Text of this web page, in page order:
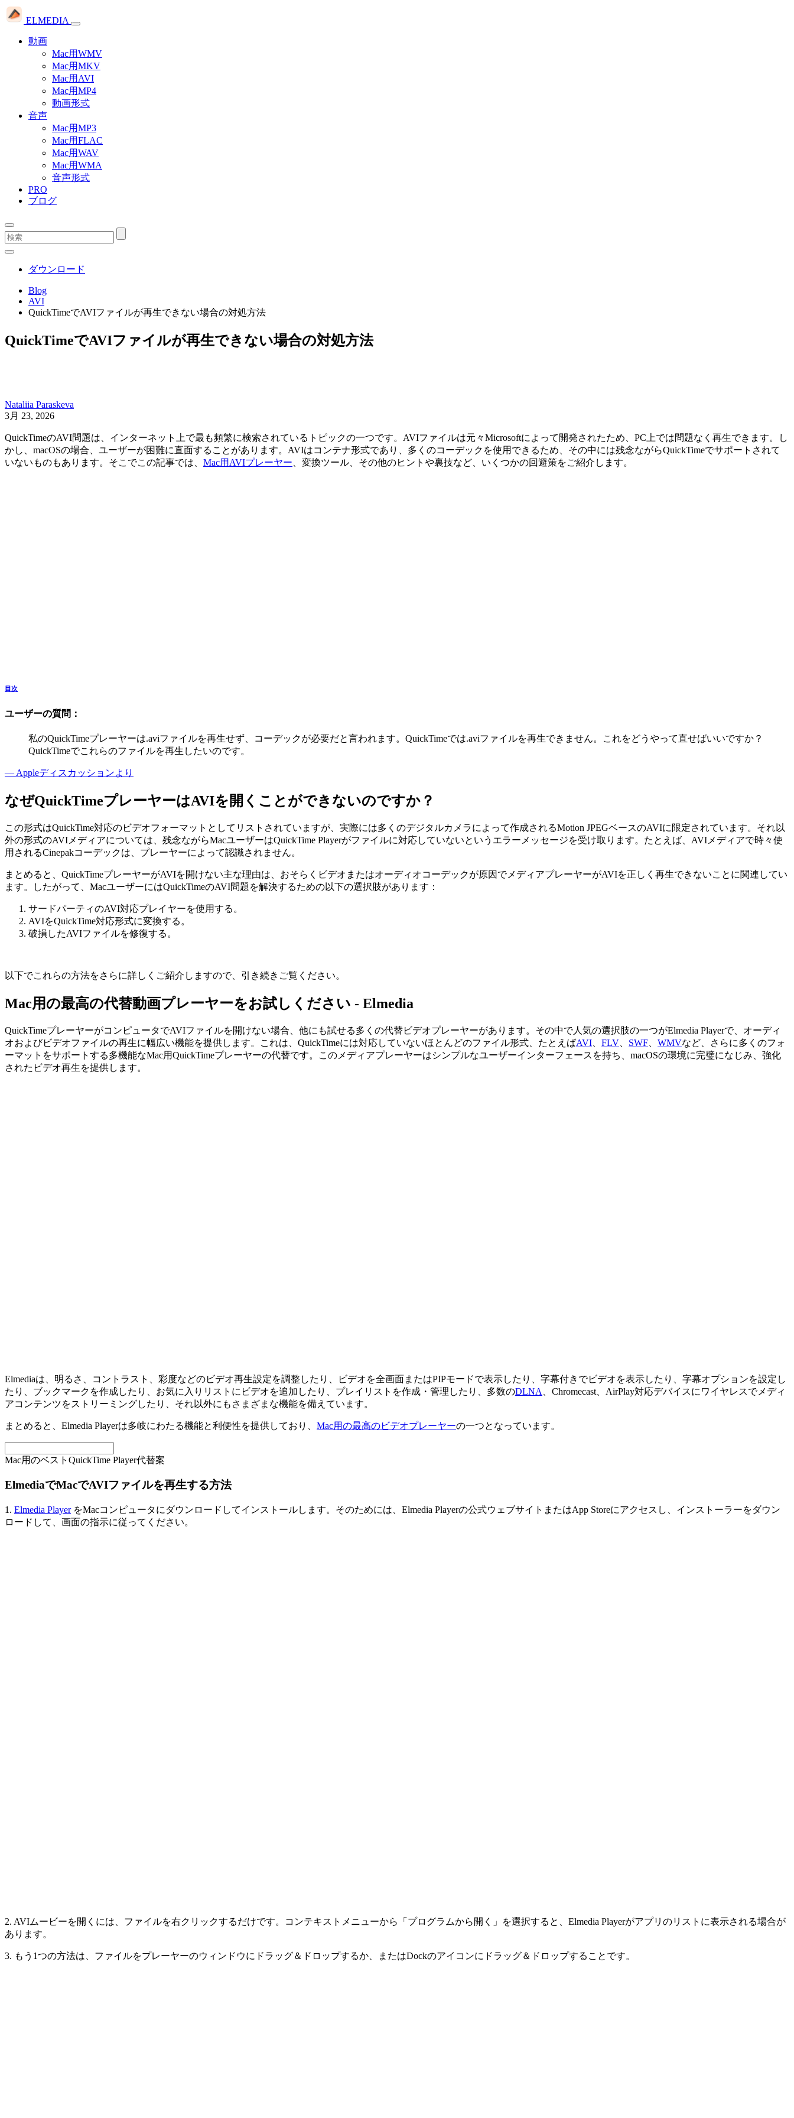
ELMEDIA
動画
Mac用WMV
Mac用MKV
Mac用AVI
Mac用MP4
動画形式
音声
Mac用MP3
Mac用FLAC
Mac用WAV
Mac用WMA
音声形式
PRO
ブログ
ダウンロード
Blog
AVI
QuickTimeでAVIファイルが再生できない場合の対処方法
QuickTimeでAVIファイルが再生できない場合の対処方法
Nataliia Paraskeva
3月 23, 2026
QuickTimeのAVI問題は、インターネット上で最も頻繁に検索されているトピックの一つです。AVIファイルは元々Microsoftによって開発されたため、PC上では問題なく再生できます。し
かし、macOSの場合、ユーザーが困難に直面することがあります。AVIはコンテナ形式であり、多くのコーデックを使用できるため、その中には残念ながらQuickTimeでサポートされて
いないものもあります。そこでこの記事では、 Mac用AVIプレーヤー 、変換ツール、その他のヒントや裏技など、いくつかの回避策をご紹介します。
目次
ユーザーの質問：
私のQuickTimeプレーヤーは.aviファイルを再生せず、コーデックが必要だと言われます。QuickTimeでは.aviファイルを再生できません。これをどうやって直せばいいですか？
QuickTimeでこれらのファイルを再生したいのです。
— Appleディスカッションより
なぜQuickTimeプレーヤーはAVIを開くことができないのですか？
この形式はQuickTime対応のビデオフォーマットとしてリストされていますが、実際には多くのデジタルカメラによって作成されるMotion JPEGベースのAVIに限定されています。それ以
外の形式のAVIメディアについては、残念ながらMacユーザーはQuickTime Playerがファイルに対応していないというエラーメッセージを受け取ります。たとえば、AVIメディアで時々使
用されるCinepakコーデックは、プレーヤーによって認識されません。
まとめると、QuickTimeプレーヤーがAVIを開けない主な理由は、おそらくビデオまたはオーディオコーデックが原因でメディアプレーヤーがAVIを正しく再生できないことに関連してい
ます。したがって、MacユーザーにはQuickTimeのAVI問題を解決するための以下の選択肢があります：
サードパーティのAVI対応プレイヤーを使用する。
AVIをQuickTime対応形式に変換する。
破損したAVIファイルを修復する。
以下でこれらの方法をさらに詳しくご紹介しますので、引き続きご覧ください。
Mac用の最高の代替動画プレーヤーをお試しください - Elmedia
QuickTimeプレーヤーがコンピュータでAVIファイルを開けない場合、他にも試せる多くの代替ビデオプレーヤーがあります。その中で人気の選択肢の一つがElmedia Playerで、オーディ
オおよびビデオファイルの再生に幅広い機能を提供します。これは、QuickTimeには対応していないほとんどのファイル形式、たとえばAVI FLV SWF WMVなど、さらに多くのフォ
ーマットをサポートする多機能なMac用QuickTimeプレーヤーの代替です。このメディアプレーヤーはシンプルなユーザーインターフェースを持ち、macOSの環境に完璧になじみ、強化
されたビデオ再生を提供します。
Elmediaは、明るさ、コントラスト、彩度などのビデオ再生設定を調整したり、ビデオを全画面またはPIPモードで表示したり、字幕付きでビデオを表示したり、字幕オプションを設定し
たり、ブックマークを作成したり、お気に入りリストにビデオを追加したり、プレイリストを作成・管理したり、多数のDLNA
、Chromecast、AirPlay対応デバイスにワイヤレスでメディ
アコンテンツをストリーミングしたり、それ以外にもさまざまな機能を備えています。
まとめると、Elmedia Playerは多岐にわたる機能と利便性を提供しており、 Mac用の最高のビデオプレーヤーの一つとなっています。
Mac用のベストQuickTime Player代替案
ElmediaでMacでAVIファイルを再生する方法
1. Elmedia PlayerをMacコンピュータにダウンロードしてインストールします。そのためには、Elmedia Playerの公式ウェブサイトまたはApp Storeにアクセスし、インストーラーをダウン
ロードして、画面の指示に従ってください。
2. AVIムービーを開くには、ファイルを右クリックするだけです。コンテキストメニューから「プログラムから開く」を選択すると、Elmedia Playerがアプリのリストに表示される場合が
あります。
3. もう1つの方法は、ファイルをプレーヤーのウィンドウにドラッグ＆ドロップするか、またはDockのアイコンにドラッグ＆ドロップすることです。